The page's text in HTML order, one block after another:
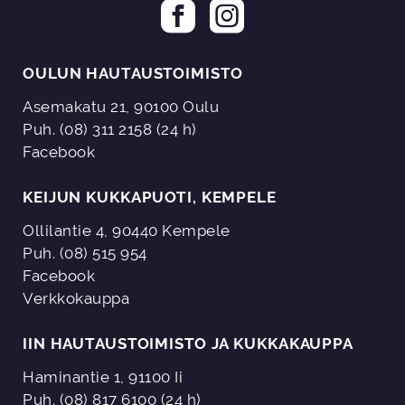
OULUN HAUTAUSTOIMISTO
Asemakatu 21, 90100 Oulu
Puh. (08) 311 2158 (24 h)
Facebook
KEIJUN KUKKAPUOTI, KEMPELE
Ollilantie 4, 90440 Kempele
Puh. (08) 515 954
Facebook
Verkkokauppa
IIN HAUTAUSTOIMISTO JA KUKKAKAUPPA
Haminantie 1, 91100 Ii
Puh. (08) 817 6100 (24 h)